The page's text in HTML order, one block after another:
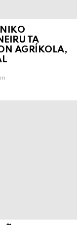
TA
AGRÍKOLA,